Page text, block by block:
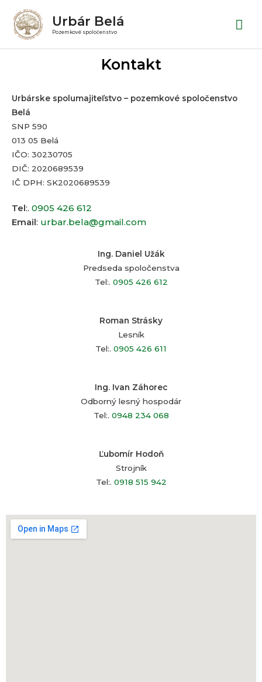
obsah
Urbár Belá
Pozemkové spoločenstvo
Kontakt
Urbárske spolumajiteľstvo – pozemkové spoločenstvo
Belá
SNP 590
013 05 Belá
IČO: 30230705
DIČ: 2020689539
IČ DPH: SK2020689539
Tel:. 0905 426 612
Email: urbar.bela@gmail.com
Ing. Daniel Užák
Predseda spoločenstva
Tel:. 0905 426 612
Roman Strásky
Lesník
Tel:. 0905 426 611
Ing. Ivan Záhorec
Odborný lesný hospodár
Tel:. 0948 234 068
Ľubomír Hodoň
Strojník
Tel:. 0918 515 942